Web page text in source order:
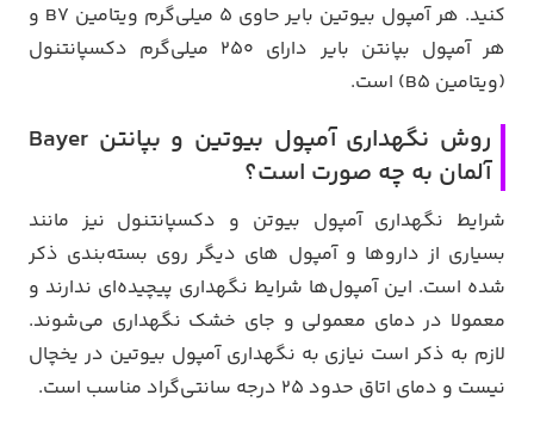
کنید. هر آمپول بیوتین بایر حاوی ۵ میلی‌گرم ویتامین B۷ و
هر آمپول بپانتن بایر دارای ۲۵۰ میلی‌گرم دکسپانتنول
(ویتامین B۵) است.
روش نگهداری آمپول بیوتین و بپانتن Bayer
آلمان به چه صورت است؟
شرایط نگهداری آمپول بیوتن و دکسپانتنول نیز مانند
بسیاری از داروها و آمپول های دیگر روی بسته‌بندی ذکر
شده است. این آمپول‌ها شرایط نگهداری پیچیده‌ای ندارند و
معمولا در دمای معمولی و جای خشک نگهداری می‌شوند.
لازم به ذکر است نیازی به نگهداری آمپول بیوتین در یخچال
نیست و دمای اتاق حدود 25 درجه سانتی‌گراد مناسب است.